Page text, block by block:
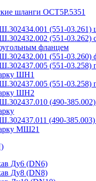
шланги ОСТ5Р.5351
(551-03.261)
(551-03.262)
фланцем
(551-03.260)
(551-03.258)
ШН1
(551-03.258)
ШН2
(490-
(490-385.003)
МШ21
Ду6 (DN6)
Ду8 (DN8)